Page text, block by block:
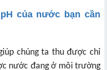
của nước bạn cần
chúng ta thu được chỉ
nước đang ở môi trường